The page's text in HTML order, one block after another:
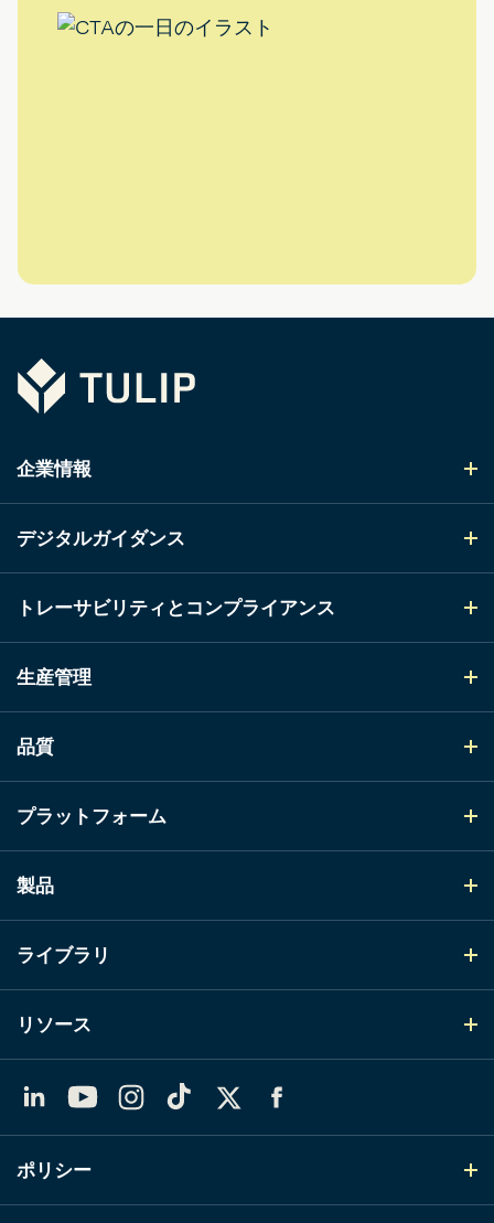
Tulip
企業情報
デジタルガイダンス
トレーサビリティとコンプライアンス
生産管理
品質
プラットフォーム
製品
ライブラリ
リソース
YouTubeInstagram
TikTok
ポリシー